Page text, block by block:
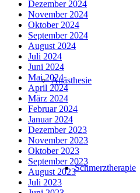
Anästhesie
Schmerztherapie
Dezember 2024
November 2024
Oktober 2024
September 2024
August 2024
Juli 2024
Juni 2024
Mai 2024
April 2024
März 2024
Februar 2024
Januar 2024
Dezember 2023
November 2023
Oktober 2023
September 2023
August 2023
Juli 2023